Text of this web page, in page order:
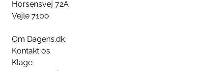
Horsensvej 72A
Vejle 7100
Om Dagens.dk
Kontakt os
Klage